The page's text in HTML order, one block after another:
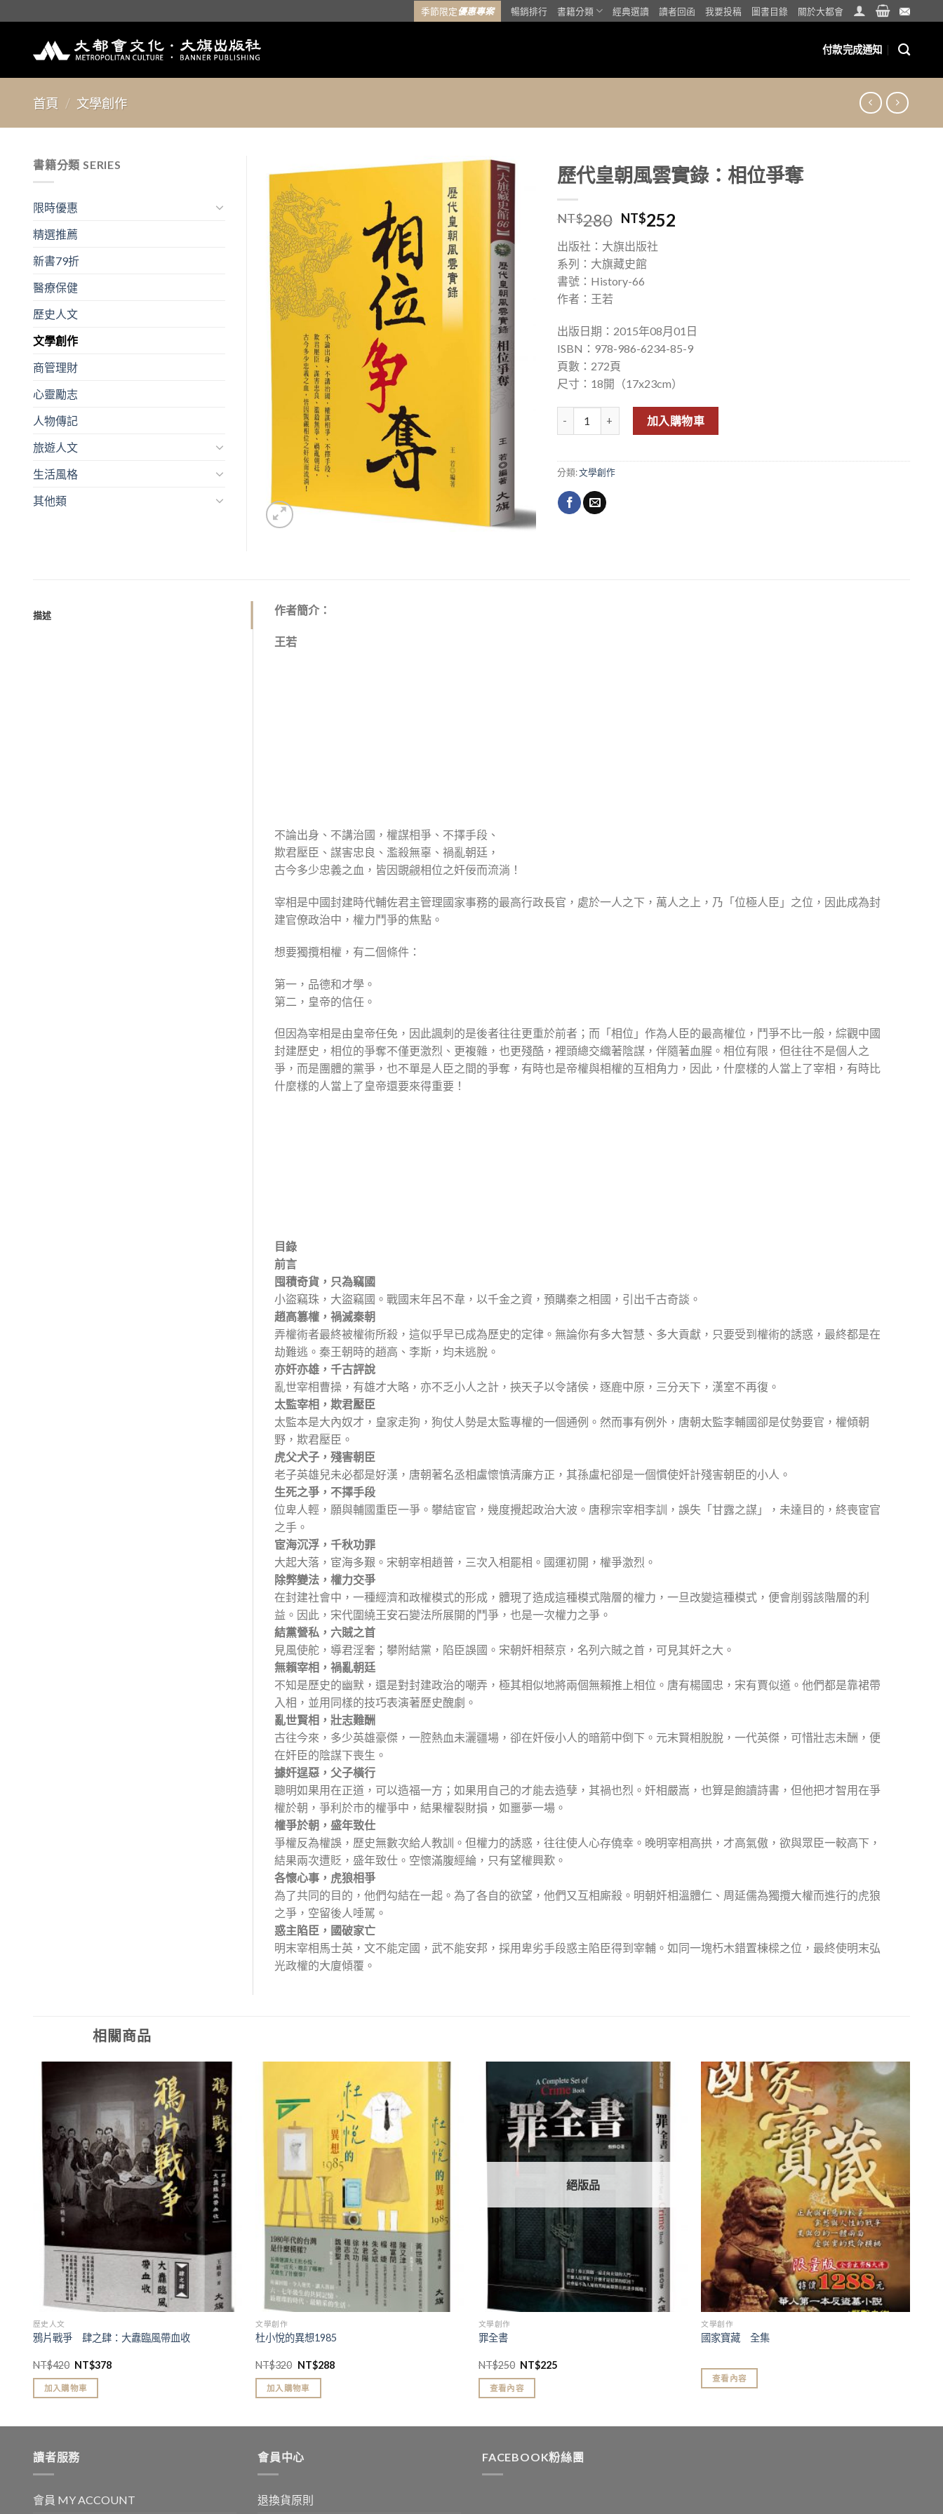
to
季節限定優惠專案 暢銷排行 書籍分類 經典選讀 讀者回函 我要投稿 圖書目錄 關於大都會
付款完成通知
首頁 / 文學創作
加入
「願
望清
單」
歷代皇朝風雲實錄：相位爭奪
NT$280 NT$252
出版社：大旗出版社
系列：大旗藏史館
書號：History-66
作者：王若
出版日期：2015年08月01日
ISBN：978-986-6234-85-9
頁數：272頁
尺寸：18開（17x23cm）
歷代皇朝風雲實錄：相位爭奪 數量
加入購物車
分類:文學創作
書籍分類 SERIES
限時優惠
精選推薦
新書79折
醫療保健
歷史人文
文學創作
商管理財
心靈勵志
人物傳記
旅遊人文
生活風格
其他類
描述 作者簡介：
王若
不論出身、不講治國，權謀相爭、不擇手段、
欺君壓臣、謀害忠良、濫殺無辜、禍亂朝廷，
古今多少忠義之血，皆因覬覦相位之奸佞而流淌！
宰相是中國封建時代輔佐君主管理國家事務的最高行政長官，處於一人之下，萬人之上，乃「位極人臣」之位，因此成為封
建官僚政治中，權力鬥爭的焦點。
想要獨攬相權，有二個條件：
第一，品德和才學。
第二，皇帝的信任。
但因為宰相是由皇帝任免，因此諷刺的是後者往往更重於前者；而「相位」作為人臣的最高權位，鬥爭不比一般，綜觀中國
封建歷史，相位的爭奪不僅更激烈、更複雜，也更殘酷，裡頭總交織著陰謀，伴隨著血腥。相位有限，但往往不是個人之
爭，而是團體的黨爭，也不單是人臣之間的爭奪，有時也是帝權與相權的互相角力，因此，什麼樣的人當上了宰相，有時比
什麼樣的人當上了皇帝還要來得重要！
目錄
前言
囤積奇貨，只為竊國
小盜竊珠，大盜竊國。戰國末年呂不韋，以千金之資，預購秦之相國，引出千古奇談。
趙高篡權，禍滅秦朝
弄權術者最終被權術所殺，這似乎早已成為歷史的定律。無論你有多大智慧、多大貢獻，只要受到權術的誘惑，最終都是在
劫難逃。秦王朝時的趙高、李斯，均未逃脫。
亦奸亦雄，千古評說
亂世宰相曹操，有雄才大略，亦不乏小人之計，挾天子以令諸侯，逐鹿中原，三分天下，漢室不再復。
太監宰相，欺君壓臣
太監本是大內奴才，皇家走狗，狗仗人勢是太監專權的一個通例。然而事有例外，唐朝太監李輔國卻是仗勢要官，權傾朝
野，欺君壓臣。
虎父犬子，殘害朝臣
老子英雄兒未必都是好漢，唐朝著名丞相盧懷慎清廉方正，其孫盧杞卻是一個慣使奸計殘害朝臣的小人。
生死之爭，不擇手段
位卑人輕，願與輔國重臣一爭。攀結宦官，幾度攪起政治大波。唐穆宗宰相李訓，誤失「甘露之謀」，未達目的，終喪宦官
之手。
宦海沉浮，千秋功罪
大起大落，宦海多艱。宋朝宰相趙普，三次入相罷相。國運初開，權爭激烈。
除弊變法，權力交爭
在封建社會中，一種經濟和政權模式的形成，體現了造成這種模式階層的權力，一旦改變這種模式，便會削弱該階層的利
益。因此，宋代圍繞王安石變法所展開的鬥爭，也是一次權力之爭。
結黨營私，六賊之首
見風使舵，導君淫奢；攀附結黨，陷臣誤國。宋朝奸相蔡京，名列六賊之首，可見其奸之大。
無賴宰相，禍亂朝廷
不知是歷史的幽默，還是對封建政治的嘲弄，極其相似地將兩個無賴推上相位。唐有楊國忠，宋有賈似道。他們都是靠裙帶
入相，並用同樣的技巧表演著歷史醜劇。
亂世賢相，壯志難酬
古往今來，多少英雄豪傑，一腔熱血未灑疆場，卻在奸佞小人的暗箭中倒下。元末賢相脫脫，一代英傑，可惜壯志未酬，便
在奸臣的陰謀下喪生。
據奸逞惡，父子橫行
聰明如果用在正道，可以造福一方；如果用自己的才能去造孽，其禍也烈。奸相嚴嵩，也算是飽讀詩書，但他把才智用在爭
權於朝，爭利於市的權爭中，結果權裂財損，如噩夢一場。
權爭於朝，盛年致仕
爭權反為權誤，歷史無數次給人教訓。但權力的誘惑，往往使人心存僥幸。晚明宰相高拱，才高氣傲，欲與眾臣一較高下，
結果兩次遭貶，盛年致仕。空懷滿腹經綸，只有望權興歎。
各懷心事，虎狼相爭
為了共同的目的，他們勾結在一起。為了各自的欲望，他們又互相廝殺。明朝奸相溫體仁、周延儒為獨攬大權而進行的虎狼
之爭，空留後人唾駡。
惑主陷臣，國破家亡
明末宰相馬士英，文不能定國，武不能安邦，採用卑劣手段惑主陷臣得到宰輔。如同一塊朽木錯置棟樑之位，最終使明末弘
光政權的大廈傾覆。
相關商品
加入
「願
望清
單」
歷史人文
鴉片戰爭 肆之肆：大纛臨風帶血收
NT$420 NT$378
加入購物車
望清
單」
文學創作
杜小悅的異想1985
NT$320 NT$288
加入購物車
「願
望清
單」
絕版品
文學創作
罪全書
NT$250 NT$225
查看內容
加入
文學創作
國家寶藏 全集
查看內容
讀者服務
會員 MY ACCOUNT
會員中心
退換貨原則
FACEBOOK粉絲團